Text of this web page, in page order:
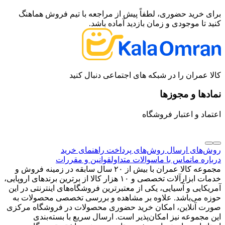
برای خرید حضوری، لطفاً پیش از مراجعه با تیم فروش هماهنگ
کنید تا موجودی و زمان بازدید آماده باشد.
کالا عمران را در شبکه های اجتماعی دنبال کنید
نمادها و مجوزها
اعتماد و اعتبار فروشگاه
روش‌های ارسال روش‌های پرداخت راهنمای خرید
درباره ماتماس با ماسوالات متداولقوانین و مقررات
مجموعه کالا عمران با بیش از ۲۰ سال سابقه در زمینه فروش و
خدمات ابزارآلات تخصصی و ۱۰ هزار کالا از برترین برندهای اروپایی،
آمریکایی و آسیایی، یکی از معتبرترین فروشگاه‌های اینترنتی در این
حوزه می‌باشد. علاوه بر مشاهده و بررسی تخصصی محصولات به
صورت آنلاین، امکان خرید حضوری محصولات در فروشگاه مرکزی
این مجموعه نیز امکان‌پذیر است. ارسال سریع با بسته‌بندی